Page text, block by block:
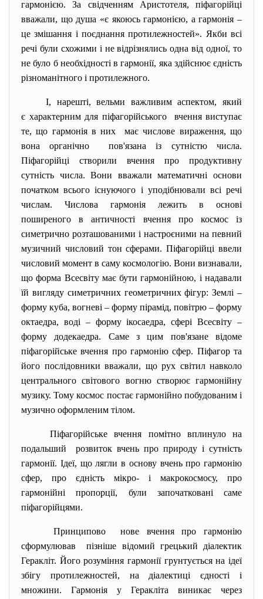
гармонією. За свідченням Аристотеля, піфагорійці
вважали, що душа «є якоюсь гармонією, а гармонія –
це змішання і поєднання протилежностей». Якби всі
речі були схожими і не відрізнялись одна від одної, то
не було б необхідності в гармонії, яка здійснює єдність
різноманітного і протилежного.
І, нарешті, вельми важливим аспектом, який
є характерним для піфагорійського вчення виступає
те, що гармонія в них має числове вираження, що
вона органічно пов'язана із сутністю числа.
Піфагорійці створили вчення про продуктивну
сутність числа. Вони вважали математичні основи
початком всього існуючого і уподібнювали всі речі
числам. Числова гармонія лежить в основі
поширеного в античності вчення про космос із
симетрично розташованими і настроєними на певний
музичний числовий тон сферами. Піфагорійці ввели
числовий момент в саму космологію. Вони визнавали,
що форма Всесвіту має бути гармонійною, і надавали
їй вигляду симетричних геометричних фігур: Землі –
форму куба, вогневі – форму пірамід, повітрю – форму
октаедра, воді – форму ікосаедра, сфері Всесвіту –
форму додекаедра. Саме з цим пов'язане відоме
піфагорійське вчення про гармонію сфер. Піфагор та
його послідовники вважали, що рух світил навколо
центрального світового вогню створює гармонійну
музику. Тому космос постає гармонійно побудованим і
музично оформленим тілом.
Піфагорійське вчення помітно вплинуло на
подальший розвиток вчень про природу і сутність
гармонії. Ідеї, що лягли в основу вчень про гармонію
сфер, про єдність мікро- і макрокосмосу, про
гармонійні пропорції, були започатковані саме
піфагорійцями.
Принципово нове вчення про гармонію
сформулював пізніше відомий грецький діалектик
Геракліт. Його розуміння гармонії грунтується на ідеї
збігу протилежностей, на діалектиці єдності і
множини. Гармонія у Геракліта виникає через